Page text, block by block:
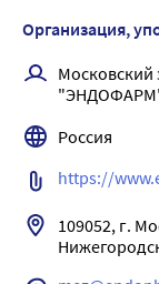
рассасыванию.
очага некроза,
сердца и
повышенном
нарушениях
тяжесть
устойчивость
Организация,
Россия
https://
109052, г.